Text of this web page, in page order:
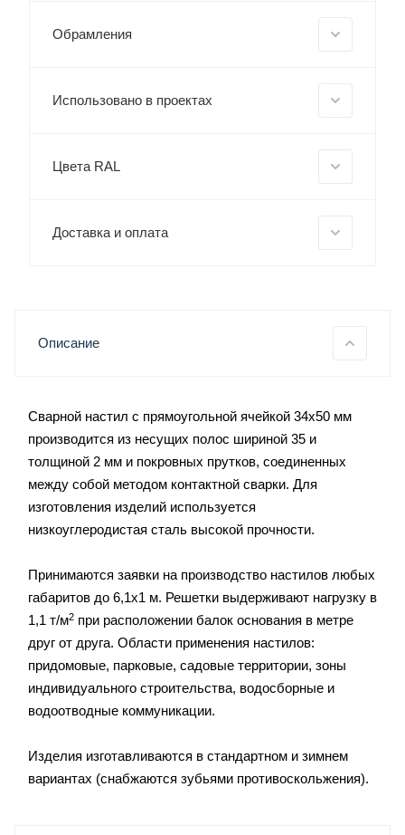
Обрамления
Использовано в проектах
Цвета RAL
Доставка и оплата
Описание
Сварной настил с прямоугольной ячейкой 34х50 мм
производится из несущих полос шириной 35 и
толщиной 2 мм и покровных прутков, соединенных
между собой методом контактной сварки. Для
изготовления изделий используется
низкоуглеродистая сталь высокой прочности.
Принимаются заявки на производство настилов любых
габаритов до 6,1х1 м. Решетки выдерживают нагрузку в
1,1 т/м2 при расположении балок основания в метре
друг от друга. Области применения настилов:
придомовые, парковые, садовые территории, зоны
индивидуального строительства, водосборные и
водоотводные коммуникации.
Изделия изготавливаются в стандартном и зимнем
вариантах (снабжаются зубьями противоскольжения).